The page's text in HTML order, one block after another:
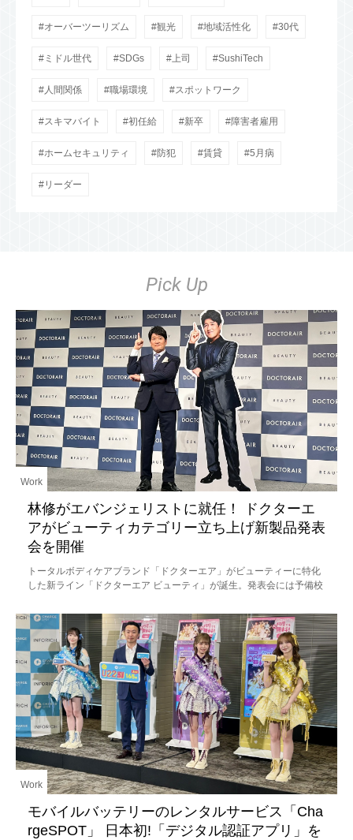
オーバーツーリズム 観光 地域活性化 30代
ミドル世代 SDGs 上司 SushiTech
人間関係 職場環境 スポットワーク
スキマバイト 初任給 新卒 障害者雇用
ホームセキュリティ 防犯 賃貸 5月病
リーダー
Pick Up
林修がエバンジェリストに就任！ ドクターエ
アがビューティカテゴリー立ち上げ新製品発表
会を開催
トータルボディケアブランド「ドクターエア」がビューティーに特化
した新ライン「ドクターエア ビューティ」が誕生。発表会には予備校
ト（伝道師）
Work
モバイルバッテリーのレンタルサービス「Cha
rgeSPOT」 日本初!「デジタル認証アプリ」を
Work